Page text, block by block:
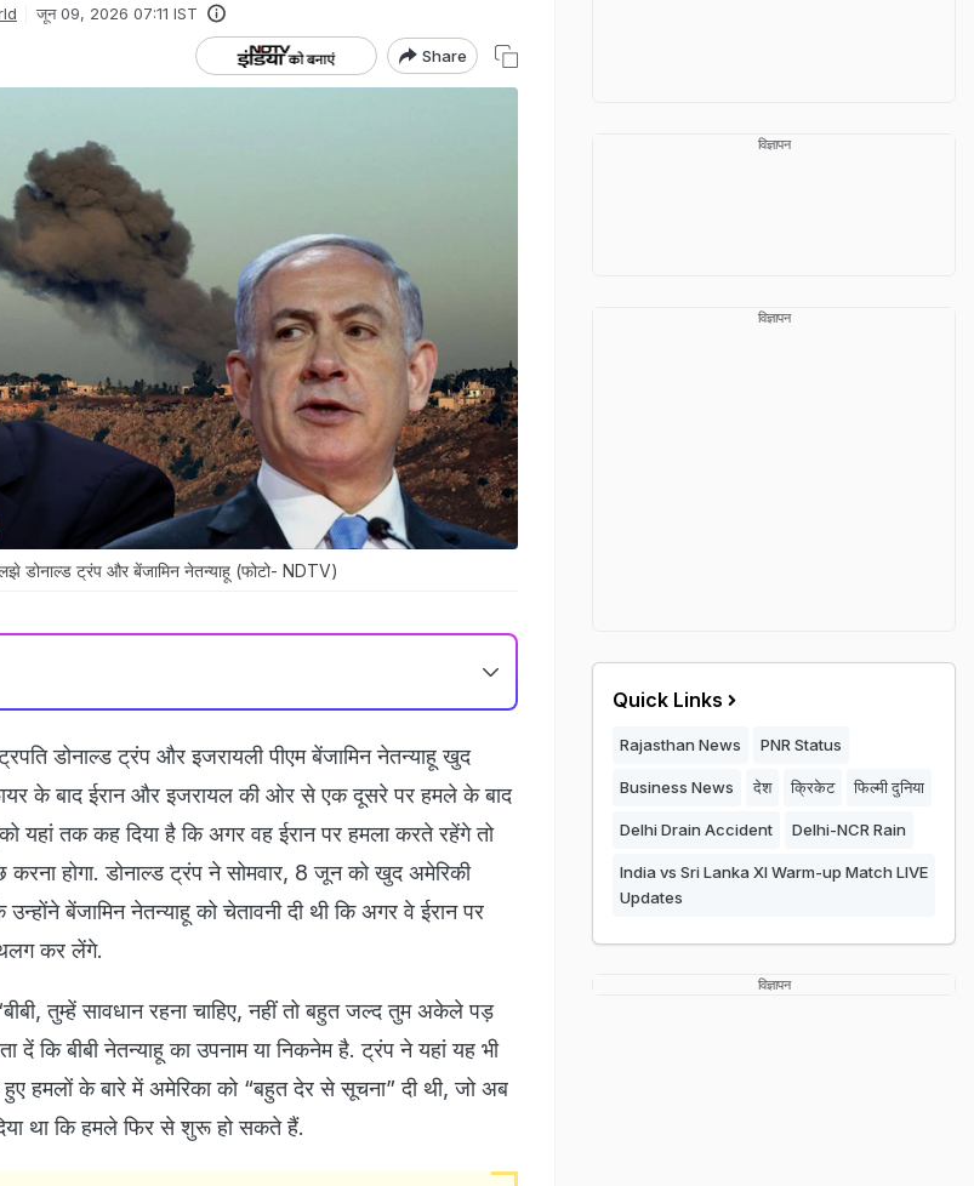
जून 09, 2026 07:11 IST
Share
ट्रंप और बेंजामिन नेतन्याहू (फोटो- NDTV)
डोनाल्ड ट्रंप और इजरायली पीएम बेंजामिन नेतन्याहू खुद
के बाद ईरान और इजरायल की ओर से एक दूसरे पर हमले के बाद
यहां तक कह दिया है कि अगर वह ईरान पर हमला करते रहेंगे तो
होगा. डोनाल्ड ट्रंप ने सोमवार, 8 जून को खुद अमेरिकी
बेंजामिन नेतन्याहू को चेतावनी दी थी कि अगर वे ईरान पर
कर लेंगे.
तुम्हें सावधान रहना चाहिए, नहीं तो बहुत जल्द तुम अकेले पड़
कि बीबी नेतन्याहू का उपनाम या निकनेम है. ट्रंप ने यहां यह भी
हुए हमलों के बारे में अमेरिका को “बहुत देर से सूचना” दी थी, जो अब
था कि हमले फिर से शुरू हो सकते हैं.
विज्ञापन
विज्ञापन
Quick Links
Rajasthan News PNR Status
Business News देश क्रिकेट फिल्मी दुनिया
Delhi Drain Accident Delhi-NCR Rain
India vs Sri Lanka XI Warm-up Match LIVE
Updates
विज्ञापन